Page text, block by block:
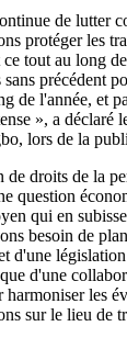
de lutter
protéger les
ce tout au long
précédent
de l'année, et
», a déclaré
lors de la
droits de la
question
qui en
besoin de
d'une
d'une
harmoniser les
sur le lieu de